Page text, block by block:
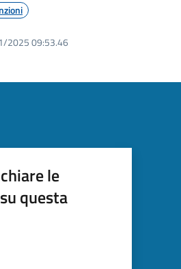
2025 09:53.46
le
questa